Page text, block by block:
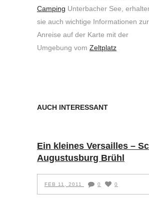
Camping Unterbacher See,
sie auch wichtige Informationen zur
Anreise auf der Karte mit der
Umgebung vom Zeltplatz
AUCH INTERESSANT
Ein kleines Versailles –
Augustusburg Brühl
FEB 11, 2011 0 0